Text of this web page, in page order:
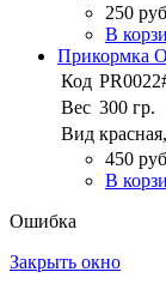
250
В
Прикормка
Код
Вес 300 гр.
Вид
450
В
Ошибка
Закрыть окно